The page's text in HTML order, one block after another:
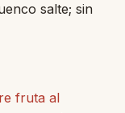
salte; sin
fruta al